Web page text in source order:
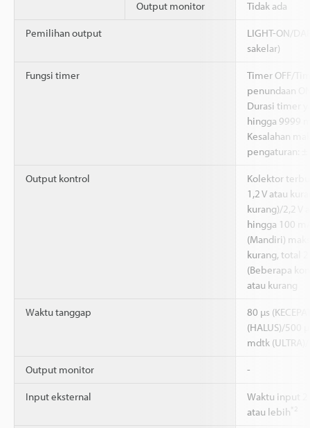
Output monitor Tidak ada
Pemilihan output
LIGHT-ON/
sakelar)
Fungsi timer
Timer OFF/
penundaan
Durasi timer
hingga 9999
Kesalahan
pengaturan:
Output kontrol
Kolektor
1,2 V atau
kurang)/2,2 V
hingga 100
(Mandiri)
kurang, total
(Beberapa
atau kurang
Waktu tanggap
80 µs
(HALUS)/500
mdtk
Output monitor -
Input eksternal
Waktu input 2
atau lebih *2